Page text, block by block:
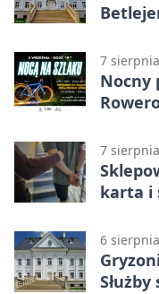
7
Nocny
7
karta i
6